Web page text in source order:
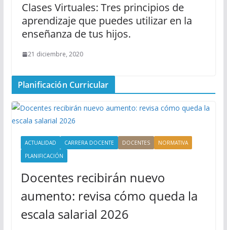
Clases Virtuales: Tres principios de
aprendizaje que puedes utilizar en la
enseñanza de tus hijos.
21 diciembre, 2020
Planificación Curricular
ACTUALIDAD CARRERA DOCENTE DOCENTES
NORMATIVA
PLANIFICACIÓN
Docentes recibirán nuevo
aumento: revisa cómo queda la
escala salarial 2026